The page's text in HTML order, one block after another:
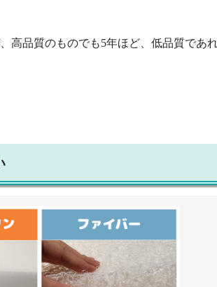
高品質のものでも5年ほど、低品質であれ